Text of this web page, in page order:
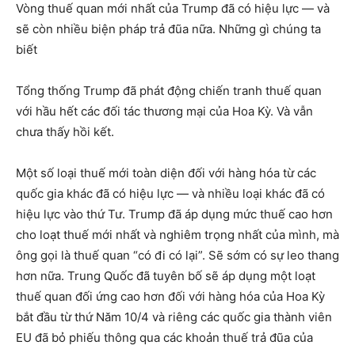
Vòng thuế quan mới nhất của Trump đã có hiệu lực — và
sẽ còn nhiều biện pháp trả đũa nữa. Những gì chúng ta
biết
Tổng thống Trump đã phát động chiến tranh thuế quan
với hầu hết các đối tác thương mại của Hoa Kỳ. Và vẫn
chưa thấy hồi kết.
Một số loại thuế mới toàn diện đối với hàng hóa từ các
quốc gia khác đã có hiệu lực — và nhiều loại khác đã có
hiệu lực vào thứ Tư. Trump đã áp dụng mức thuế cao hơn
cho loạt thuế mới nhất và nghiêm trọng nhất của mình, mà
ông gọi là thuế quan “có đi có lại”. Sẽ sớm có sự leo thang
hơn nữa. Trung Quốc đã tuyên bố sẽ áp dụng một loạt
thuế quan đối ứng cao hơn đối với hàng hóa của Hoa Kỳ
bắt đầu từ thứ Năm 10/4 và riêng các quốc gia thành viên
EU đã bỏ phiếu thông qua các khoản thuế trả đũa của